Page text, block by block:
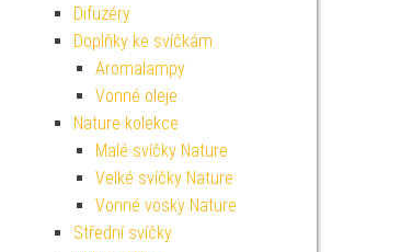
Difuzéry
Doplňky ke svíčkám
Aromalampy
Vonné oleje
Nature kolekce
Malé svíčky Nature
Velké svíčky Nature
Vonné vosky Nature
Střední svíčky